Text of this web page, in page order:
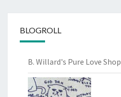
BLOGROLL
B. Willard's Pure Love Shop